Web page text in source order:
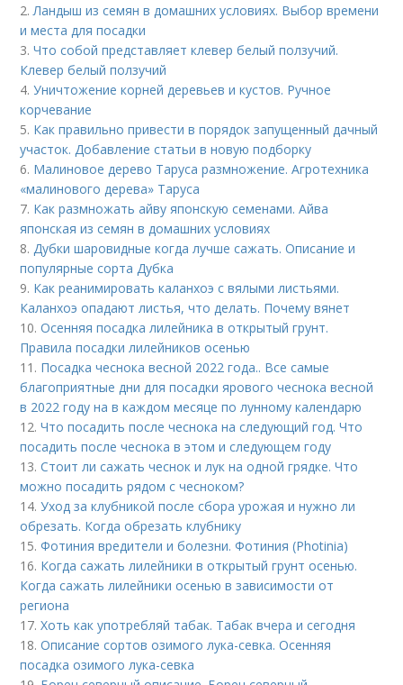
2.Ландыш из семян в домашних условиях. Выбор времени
и места для посадки
3.Что собой представляет клевер белый ползучий.
Клевер белый ползучий
4.Уничтожение корней деревьев и кустов. Ручное
корчевание
5. Как правильно привести в порядок запущенный дачный
участок. Добавление статьи в новую подборку
6. Малиновое дерево Таруса размножение. Агротехника
«малинового дерева» Таруса
7. Как размножать айву японскую семенами. Айва
японская из семян в домашних условиях
8.Дубки шаровидные когда лучше сажать. Описание и
популярные сорта Дубка
9. Как реанимировать каланхоэ с вялыми листьями.
Каланхоэ опадают листья, что делать. Почему вянет
10.Осенняя посадка лилейника в открытый грунт.
Правила посадки лилейников осенью
11. Посадка чеснока весной 2022 года.. Все самые
благоприятные дни для посадки ярового чеснока весной
в 2022 году на в каждом месяце по лунному календарю
12.Что посадить после чеснока на следующий год. Что
посадить после чеснока в этом и следующем году
13.Стоит ли сажать чеснок и лук на одной грядке. Что
можно посадить рядом с чесноком?
14.Уход за клубникой после сбора урожая и нужно ли
обрезать. Когда обрезать клубнику
15.Фотиния вредители и болезни. Фотиния (Photinia)
16. Когда сажать лилейники в открытый грунт осенью.
Когда сажать лилейники осенью в зависимости от
региона
17.Хоть как употребляй табак. Табак вчера и сегодня
18.Описание сортов озимого лука-севка. Осенняя
посадка озимого лука-севка